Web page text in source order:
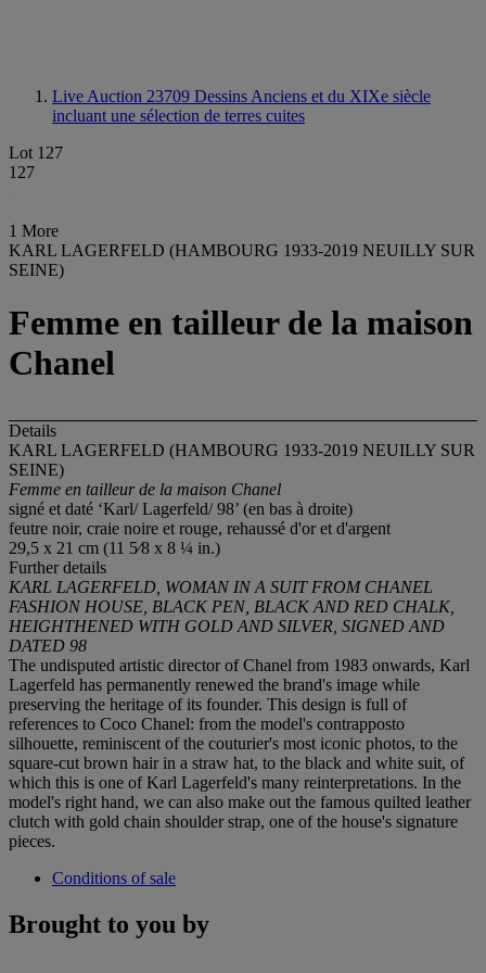
Live Auction 23709 Dessins Anciens et du XIXe siècle
incluant une sélection de terres cuites
Lot 127
127
1 More
KARL LAGERFELD (HAMBOURG 1933-2019 NEUILLY SUR
SEINE)
Femme en tailleur de la maison
Chanel
Details
KARL LAGERFELD (HAMBOURG 1933-2019 NEUILLY SUR
SEINE)
Femme en tailleur de la maison Chanel
signé et daté ‘Karl/ Lagerfeld/ 98’ (en bas à droite)
feutre noir, craie noire et rouge, rehaussé d'or et d'argent
29,5 x 21 cm (11 5⁄8 x 8 ¼ in.)
Further details
KARL LAGERFELD, WOMAN IN A SUIT FROM CHANEL
FASHION HOUSE, BLACK PEN, BLACK AND RED CHALK,
HEIGHTHENED WITH GOLD AND SILVER, SIGNED AND
DATED 98
The undisputed artistic director of Chanel from 1983 onwards, Karl
Lagerfeld has permanently renewed the brand's image while
preserving the heritage of its founder. This design is full of
references to Coco Chanel: from the model's contrapposto
silhouette, reminiscent of the couturier's most iconic photos, to the
square-cut brown hair in a straw hat, to the black and white suit, of
which this is one of Karl Lagerfeld's many reinterpretations. In the
model's right hand, we can also make out the famous quilted leather
clutch with gold chain shoulder strap, one of the house's signature
pieces.
Conditions of sale
Brought to you by